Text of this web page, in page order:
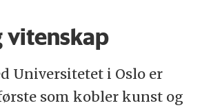
vitenskap
Universitetet i Oslo er
som kobler kunst og